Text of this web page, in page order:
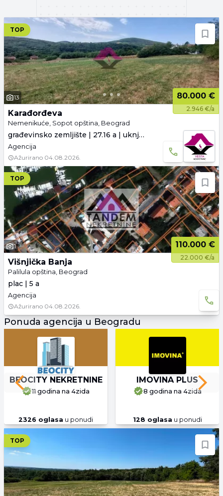
TOP
13 80.000 €
2.946 €/a
Karađorđeva
Nemenikuće, Sopot opština, Beograd
građevinsko zemljište | 27.16 a | uknjiženo
Agencija
Ažurirano 04.08.2026.
TOP
1 110.000 €
22.000 €/a
Višnjička Banja
Palilula opština, Beograd
plac | 5 a
Agencija
Ažurirano 04.08.2026.
Ponuda agencija u Beogradu
BEOCITY NEKRETNINE
11 godina na 4zida
2326 oglasa u ponudi
IMOVINA PLUS
8 godina na 4zida
128 oglasa u ponudi
Previous slide Next
TOP